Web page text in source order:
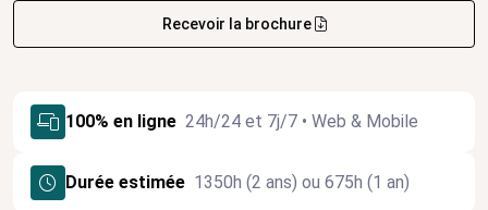
Recevoir la brochure
100% en ligne 24h/24 et 7j/7 • Web & Mobile
Durée estimée 1350h (2 ans) ou 675h (1 an)